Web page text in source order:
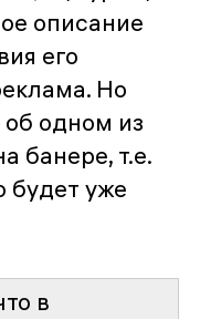
описание
его
Но
об одном из
банере, т.е.
будет уже
в